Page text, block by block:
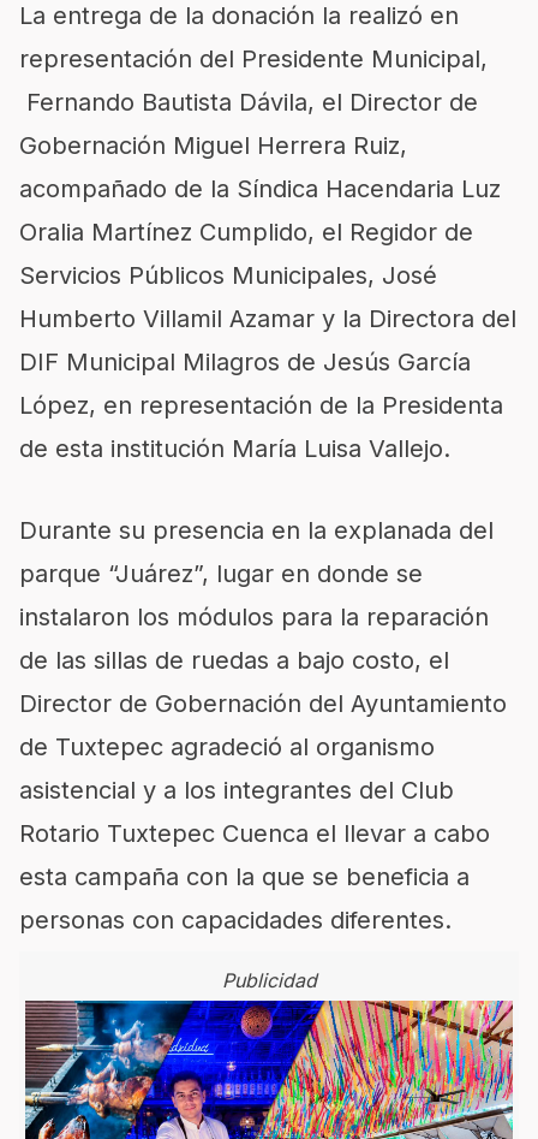
La entrega de la donación la realizó en
representación del Presidente Municipal,
Fernando Bautista Dávila, el Director de
Gobernación Miguel Herrera Ruiz,
acompañado de la Síndica Hacendaria Luz
Oralia Martínez Cumplido, el Regidor de
Servicios Públicos Municipales, José
Humberto Villamil Azamar y la Directora del
DIF Municipal Milagros de Jesús García
López, en representación de la Presidenta
de esta institución María Luisa Vallejo.
Durante su presencia en la explanada del
parque “Juárez”, lugar en donde se
instalaron los módulos para la reparación
de las sillas de ruedas a bajo costo, el
Director de Gobernación del Ayuntamiento
de Tuxtepec agradeció al organismo
asistencial y a los integrantes del Club
Rotario Tuxtepec Cuenca el llevar a cabo
esta campaña con la que se beneficia a
personas con capacidades diferentes.
Publicidad